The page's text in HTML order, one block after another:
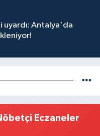
Antalya'da
Eczaneler